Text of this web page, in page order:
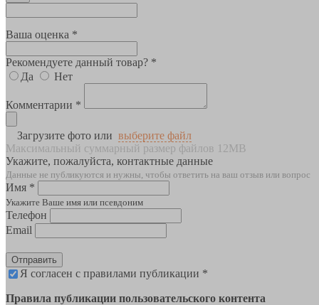
Ваша оценка *
Рекомендуете данный товар? *
Да
Нет
Комментарии *
Загрузите фото или выберите файл
Максимальный суммарный размер файлов 12MB
Укажите, пожалуйста, контактные данные
Данные не публикуются и нужны, чтобы ответить на ваш отзыв или вопрос
Имя *
Укажите Ваше имя или псевдоним
Телефон
Email
Отправить
Я согласен с правилами публикации *
Правила публикации пользовательского контента